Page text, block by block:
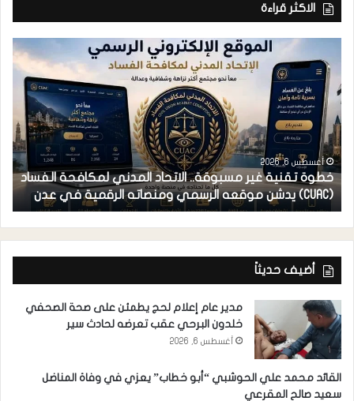
الاكثر قراءة
أغسطس 6, 2026
خطوة تقنية غير مسبوقة.. الاتحاد المدني لمكافحة الفساد
(CUAC) يدشن موقعه الرسمي ومنصاته الرقمية في عدن
أضيف حديثاً
مدير عام إعلام لحج يطمئن على صحة الصحفي
خلدون البرحي عقب تعرضه لحادث سير
أغسطس 6, 2026
القائد محمد علي الحوشبي “أبو خطاب” يعزي في وفاة المناضل
سعيد صالح المقرعي